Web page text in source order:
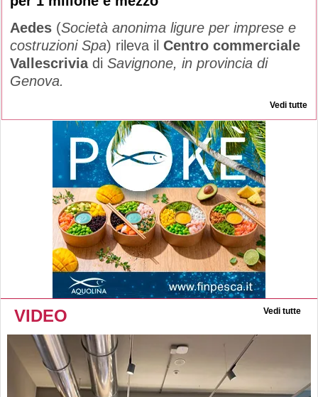
Aedes (Società anonima ligure per imprese e
costruzioni Spa) rileva il Centro commerciale
Vallescriviadi Savignone, in provincia di
Genova.
Vedi tutte
VIDEO Vedi tutte